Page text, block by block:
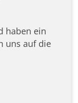
haben ein
uns auf die